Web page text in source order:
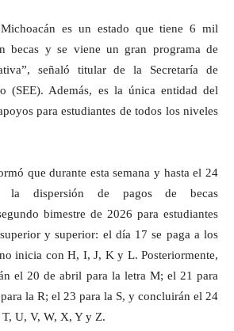
es un estado que tiene 6 mil
becas y se viene un gran programa de
señaló titular de la Secretaría de
(SEE). Además, es la única entidad del
para estudiantes de todos los niveles
que durante esta semana y hasta el 24
la dispersión de pagos de becas
bimestre de 2026 para estudiantes
y superior: el día 17 se paga a los
inicia con H, I, J, K y L. Posteriormente,
el 20 de abril para la letra M; el 21 para
la R; el 23 para la S, y concluirán el 24
U, V, W, X, Y y Z.